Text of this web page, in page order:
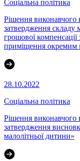
Соціальна політика
Рішення
затвердження складу
грошової
приміщення окремим
28.10.2022
Соціальна політика
Рішення
затвердження
малолітньої дитини»